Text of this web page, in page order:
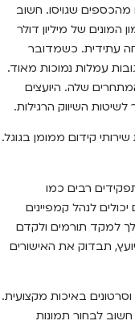
מהכספים שגויסו. חשוב
המונים של מיליון דולר
עתידית. כשמדובר
עמלות נמוכות מאוד.
שלה. היועצים
השיווק הרגילות.
רבים כמו
לנהל קמפיינים
לך למקד תורמים ולקדם
תבדוק את האישורים
וסרטונים באיכות מקצועית.
חשוב לבחור תמונות